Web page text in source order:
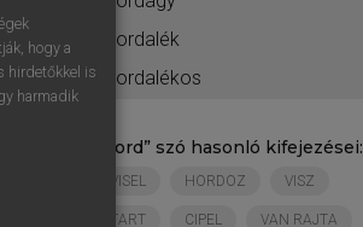
hordalék
hordalékos
hord” szó hasonló kifejezései:
VISEL HORDOZ VISZ
TART CIPEL VAN RAJTA
hogy a
hirdetőkkel is
harmadik